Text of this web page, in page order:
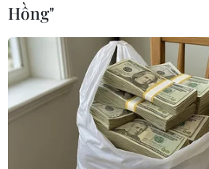
Đỗ Thị Hường, Phó Hiệu
học cơ sở Đồng Thái, đã tát
sinh lớp 9A và bắt học sinh
Cơ quan chức năng đã xác
đã yêu cầu học sinh tự tát
xác minh được việc cô này
Hồng"